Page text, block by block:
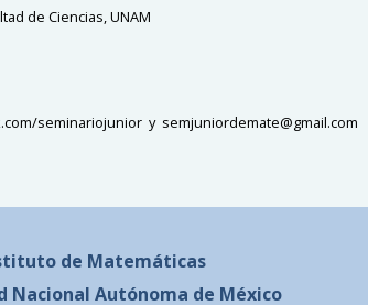
de Ciencias, UNAM
seminariojunior y semjuniordemate@gmail.com
de Matemáticas
Nacional Autónoma de México